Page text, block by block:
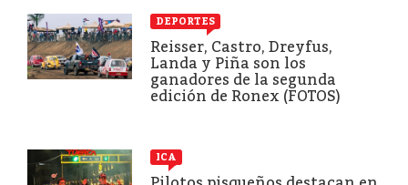
DEPORTES
Reisser, Castro, Dreyfus,
Landa y Piña son los
ganadores de la segunda
edición de Ronex (FOTOS)
ICA